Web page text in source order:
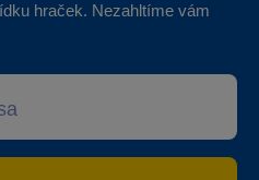
hraček. Nezahltíme vám